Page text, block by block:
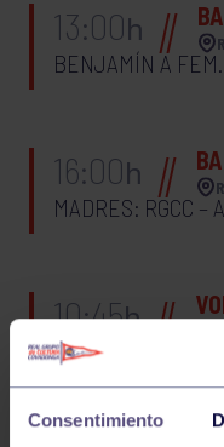
Consentimiento
13:00h
BENJAMÍN A
16:00h
MADRES: RGCC –
10:45h
BENJAMÍN: C.